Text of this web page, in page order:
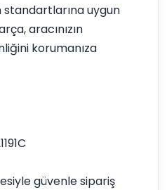
uygun
aracınızın
korumanıza
güvenle sipariş